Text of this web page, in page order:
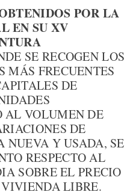
POR LA
EN SU XV
SE RECOGEN LOS
MÁS FRECUENTES
DE
AL VOLUMEN DE
DE
NUEVA Y USADA, SE
RESPECTO AL
SOBRE EL PRECIO
VIVIENDA LIBRE.